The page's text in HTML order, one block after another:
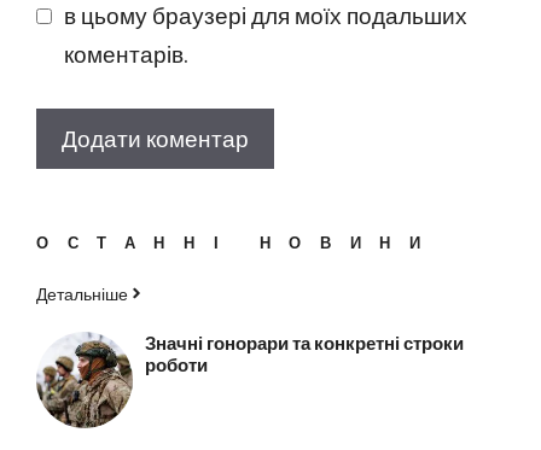
в цьому браузері для моїх подальших
коментарів.
ОСТАННІ НОВИНИ
Детальніше
Значні гонорари та конкретні строки
роботи